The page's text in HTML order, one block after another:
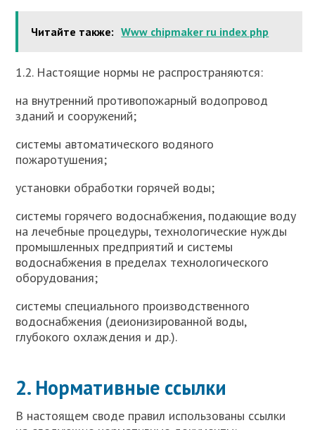
Читайте также: Www chipmaker ru index php
1.2. Настоящие нормы не распространяются:
на внутренний противопожарный водопровод
зданий и сооружений;
системы автоматического водяного
пожаротушения;
установки обработки горячей воды;
системы горячего водоснабжения, подающие воду
на лечебные процедуры, технологические нужды
промышленных предприятий и системы
водоснабжения в пределах технологического
оборудования;
системы специального производственного
водоснабжения (деионизированной воды,
глубокого охлаждения и др.).
2. Нормативные ссылки
В настоящем своде правил использованы ссылки